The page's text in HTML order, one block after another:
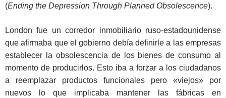
(Ending the Depression Through Planned Obsolescence).
London fue un corredor inmobiliario ruso-estadounidense
que afirmaba que el gobierno debía definirle a las empresas
establecer la obsolescencia de los bienes de consumo al
momento de producirlos. Esto iba a forzar a los ciudadanos
a reemplazar productos funcionales pero «viejos» por
nuevos lo que implicaba mantener las fábricas en